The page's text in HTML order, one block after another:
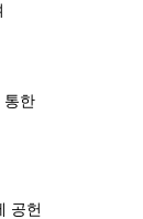
통한
공헌